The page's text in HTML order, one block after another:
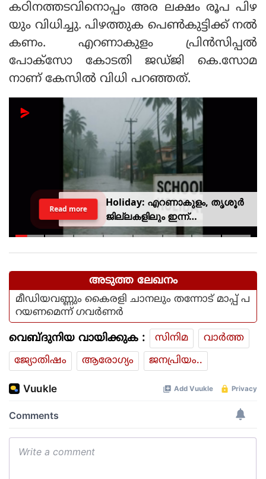
കഠിനത്തടവിനൊപ്പം അര ലക്ഷം രൂപ പിഴ
യും വിധിച്ചു. പിഴത്തുക പെൺകുട്ടിക്ക് നൽ
കണം. എറണാകുളം പ്രിൻസിപ്പൽ
പോക്സോ കോടതി ജഡ്ജി കെ.സോമ
നാണ് കേസിൽ വിധി പറഞ്ഞത്.
Holiday: എറണാകുളം, തൃശൂർ
ജില്ലകളിലും ഇന്ന്
അവധിയാണേ..!
Read more
അടുത്ത ലേഖനം
മീഡിയവണ്ണും കൈരളി ചാനലും തന്നോട് മാപ്പ് പ
റയണമെന്ന് ഗവര്‍ണര്‍
വെബ്ദുനിയ വായിക്കുക : സിനിമ
വാര്‍ത്ത
ജ്യോതിഷം
ആരോഗ്യം ജനപ്രിയം..